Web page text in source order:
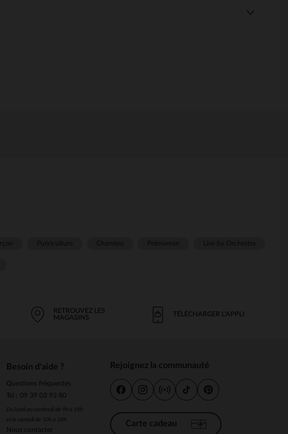
RETROUVEZ LES
MAGASINS
TÉLÉCHARGER L'APPLI
Besoin d'aide ?
Questions fréquentes
Tel : 09 39 03 93 80
Du lundi au vendredi de 9h à 18h
et le samedi de 10h à 18h
Nous contacter
Rejoignez la communauté
Carte cadeau